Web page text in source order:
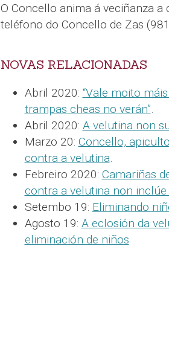
O Concello anima á veciñanza
teléfono do Concello de Zas
NOVAS RELACIONADAS
Abril 2020: “Vale moito
trampas cheas no verán”
Abril 2020: A velutina non
Marzo 20: Concello,
contra a velutina
Febreiro 2020: Camariñas
contra a velutina non
Setembo 19: Eliminando
Agosto 19: A eclosión da
eliminación de niños